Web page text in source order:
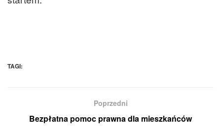
TAGI:
Poprzedni
Bezpłatna pomoc prawna dla mieszkańców